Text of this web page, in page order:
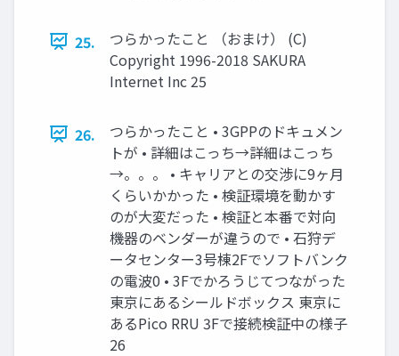
25.
つらかったこと （おまけ） (C)
Copyright 1996-2018 SAKURA
Internet Inc 25
26.
つらかったこと • 3GPPのドキュメン
トが • 詳細はこっち→詳細はこっち
→。。。 • キャリアとの交渉に9ヶ月
くらいかかった • 検証環境を動かす
のが大変だった • 検証と本番で対向
機器のベンダーが違うので • 石狩デ
ータセンター3号棟2Fでソフトバンク
の電波0 • 3Fでかろうじてつながった
東京にあるシールドボックス 東京に
あるPico RRU 3Fで接続検証中の様子
26